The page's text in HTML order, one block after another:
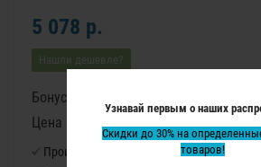
Узнавай первым о наших
Скидки до 30% на
товаров!
5 078 р.
Нашли дешевле?
Бонусные баллы: 64
Цена в бонусных баллах: 4290
Производитель: